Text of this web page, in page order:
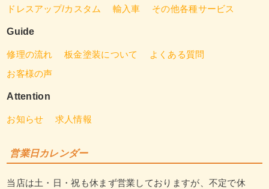
ドレスアップ/カスタム
輸入車 その他各種サービス
Guide
修理の流れ 板金塗装について
よくある質問
お客様の声
Attention
お知らせ 求人情報
営業日カレンダー
当店は土・日・祝も休まず営業しておりますが、不定で休